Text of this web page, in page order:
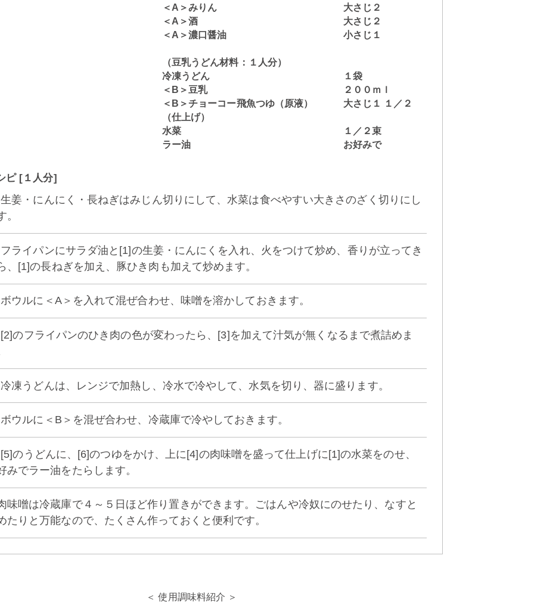
＜A＞みりん
大さじ２
＜A＞酒
大さじ２
＜A＞濃口醤油
小さじ１
（豆乳うどん材料：１人分）
冷凍うどん
１袋
＜B＞豆乳
２００ｍｌ
＜B＞チョーコー飛魚つゆ（原液）
大さじ１ １／２
（仕上げ）
水菜
１／２束
ラー油
お好みで
ピ [１人分]
姜・にんにく・長ねぎはみじん切りにして、水菜は食べやすい大きさのざく切りにし
。
ライパンにサラダ油と[1]の生姜・にんにくを入れ、火をつけて炒め、香りが立ってき
、[1]の長ねぎを加え、豚ひき肉も加えて炒めます。
ウルに＜A＞を入れて混ぜ合わせ、味噌を溶かしておきます。
のフライパンのひき肉の色が変わったら、[3]を加えて汁気が無くなるまで煮詰めま
凍うどんは、レンジで加熱し、冷水で冷やして、水気を切り、器に盛ります。
ウルに＜B＞を混ぜ合わせ、冷蔵庫で冷やしておきます。
のうどんに、[6]のつゆをかけ、上に[4]の肉味噌を盛って仕上げに[1]の水菜をのせ、
みでラー油をたらします。
味噌は冷蔵庫で４～５日ほど作り置きができます。ごはんや冷奴にのせたり、なすと
たりと万能なので、たくさん作っておくと便利です。
＜ 使用調味料紹介 ＞